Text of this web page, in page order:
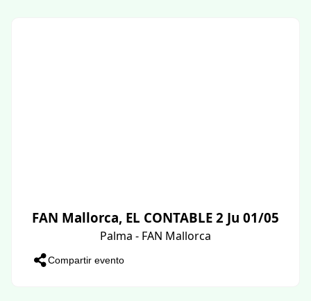
FAN Mallorca, EL CONTABLE 2 Ju 01/05
Palma - FAN Mallorca
Compartir evento